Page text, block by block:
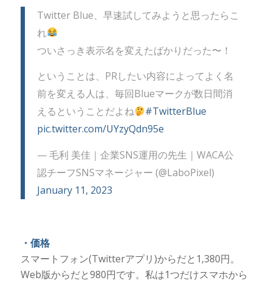
Twitter Blue、早速試してみようと思ったらこ
れ
ついさっき表示名を変えたばかりだった〜！
ということは、PRしたい内容によってよく名
前を変える人は、毎回Blueマークが数日間消
えるということだよね
#TwitterBlue
pic.twitter.com/UYzyQdn95e
— 毛利 美佳｜企業SNS運用の先生｜WACA公
認チーフSNSマネージャー (@LaboPixel)
January 11, 2023
・価格
スマートフォン(Twitterアプリ)からだと1,380円。
Web版からだと980円です。私は1つだけスマホから